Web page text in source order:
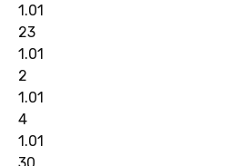
1.01
23
1.01
2
1.01
4
1.01